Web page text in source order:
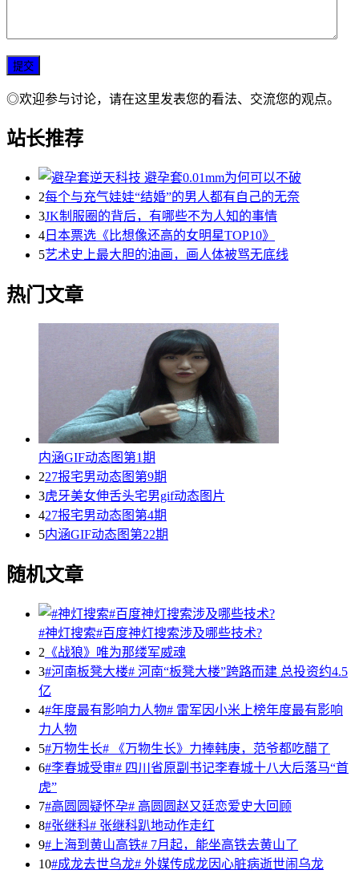
◎欢迎参与讨论，请在这里发表您的看法、交流您的观点。
站长推荐
2每个与充气娃娃“结婚”的男人都有自己的无奈
3JK制服圈的背后，有哪些不为人知的事情
4 日本票选《比想像还高的女明星TOP10》
5艺术史上最大胆的油画，画人体被骂无底线
热门文章
内涵GIF动态图第1期
227报宅男动态图第9期
3虎牙美女伸舌头宅男gif动态图片
427报宅男动态图第4期
5内涵GIF动态图第22期
随机文章
#神灯搜索#百度神灯搜索涉及哪些技术?
2 《战狼》唯为那缕军威魂
3#河南板凳大楼# 河南“板凳大楼”跨路而建 总投资约4.5
亿
4#年度最有影响力人物# 雷军因小米上榜年度最有影响
力人物
5#万物生长# 《万物生长》力捧韩庚，范爷都吃醋了
6#李春城受审# 四川省原副书记李春城十八大后落马“首
虎”
7#高圆圆疑怀孕# 高圆圆赵又廷恋爱史大回顾
8#张继科# 张继科趴地动作走红
9#上海到黄山高铁# 7月起，能坐高铁去黄山了
10#成龙去世乌龙# 外媒传成龙因心脏病逝世闹乌龙